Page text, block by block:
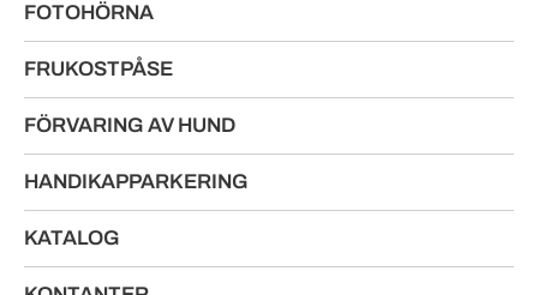
FOTOHÖRNA
FRUKOSTPÅSE
FÖRVARING AV HUND
HANDIKAPPARKERING
KATALOG